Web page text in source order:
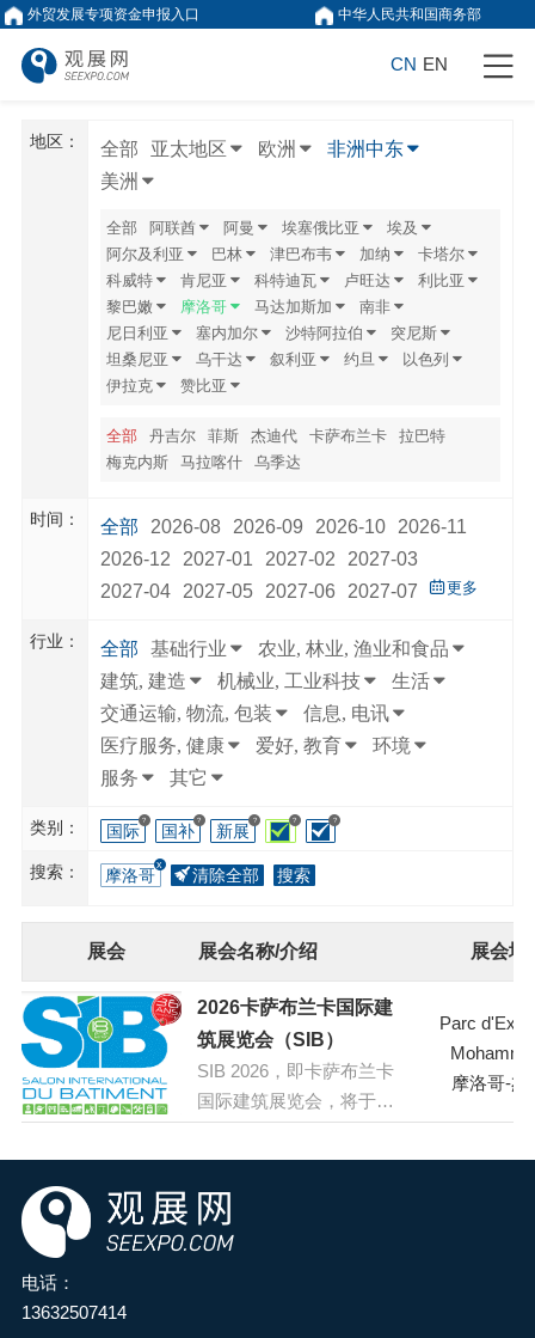
外贸发展专项资金申报入口 中华人民共和国商务部
CN EN
地区： 全部 亚太地区 欧洲
非洲中东
美洲
全部 阿联酋 阿曼 埃塞俄比亚
埃及
阿尔及利亚
巴林 津巴布韦 加纳
卡塔尔
科威特
肯尼亚 科特迪瓦 卢旺达
利比亚
黎巴嫩
摩洛哥 马达加斯加
南非
尼日利亚
塞内加尔 沙特阿拉伯
突尼斯
坦桑尼亚
乌干达 叙利亚 约旦
以色列
伊拉克
赞比亚
全部 丹吉尔 菲斯 杰迪代 卡萨布兰卡
拉巴特
梅克内斯
马拉喀什 乌季达
时间： 全部 2026-08 2026-09 2026-10
2026-11
2026-12
2027-01 2027-02
2027-03
2027-04
2027-05 2027-06 2027-07 更多
行业： 全部 基础行业
农业, 林业, 渔业和食品
建筑, 建造
机械业, 工业科技
生活
交通运输, 物流, 包装
信息, 电讯
医疗服务, 健康
爱好, 教育
环境
服务
其它
类别： 国际
?
国补
?
新展
? ? ?
搜索： 摩洛哥 清除全部 搜索
展会 展会名称/介绍 展会地
2026卡萨布兰卡国际建
筑展览会（SIB）
SIB 2026，即卡萨布兰卡
国际建筑展览会，将于
摩洛哥杰迪代穆罕默德六
世展览馆举办。SIB自1986
年创办以来，已成为建
筑、施工、城市规划、装
Parc
摩洛哥-杰
电话：
13632507414